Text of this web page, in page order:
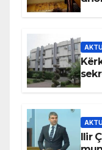
Ilir